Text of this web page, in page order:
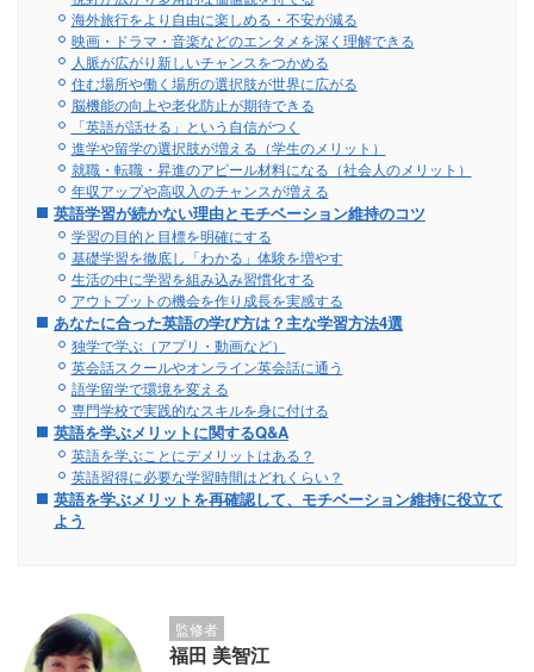
海外旅行をより自由に楽しめる・不安が減る
映画・ドラマ・音楽などのエンタメを深く理解できる
人脈が広がり新しいチャンスをつかめる
住む場所や働く場所の選択肢が世界に広がる
脳機能の向上や老化防止が期待できる
「英語が話せる」という自信がつく
進学や留学の選択肢が増える（学生のメリット）
就職・転職・昇進のアピール材料になる（社会人のメリット）
年収アップや高収入のチャンスが増える
英語学習が続かない理由とモチベーション維持のコツ
学習の目的と目標を明確にする
基礎学習を徹底し「わかる」体験を増やす
生活の中に学習を組み込み習慣化する
アウトプットの機会を作り成長を実感する
あなたに合った英語の学び方は？主な学習方法4選
独学で学ぶ（アプリ・動画など）
英会話スクールやオンライン英会話に通う
語学留学で環境を変える
専門学校で実践的なスキルを身に付ける
英語を学ぶメリットに関するQ&A
英語を学ぶことにデメリットはある？
英語習得に必要な学習時間はどれくらい？
英語を学ぶメリットを再確認して、モチベーション維持に役立て
よう
監修者
福田 美智江